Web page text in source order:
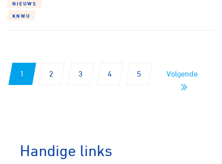
NIEUWS
KNWU
1 2 3 4 5 Volgende
Handige links